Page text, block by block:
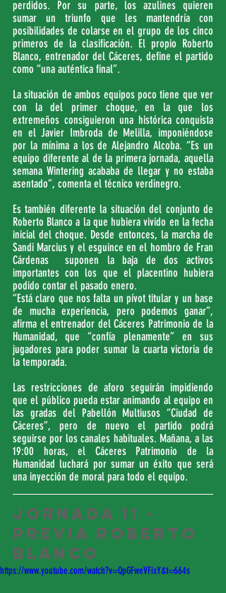
perdidos. Por su parte, los azulines quieren
sumar un triunfo que les mantendría con
posibilidades de colarse en el grupo de los cinco
primeros de la clasificación. El propio Roberto
Blanco, entrenador del Cáceres, define el partido
como “una auténtica final”.
La situación de ambos equipos poco tiene que ver
con la del primer choque, en la que los
extremeños consiguieron una histórica conquista
en el Javier Imbroda de Melilla, imponiéndose
por la mínima a los de Alejandro Alcoba. “Es un
equipo diferente al de la primera jornada, aquella
semana Wintering acababa de llegar y no estaba
asentado”, comenta el técnico verdinegro.
Es también diferente la situación del conjunto de
Roberto Blanco a la que hubiera vivido en la fecha
inicial del choque. Desde entonces, la marcha de
Sandi Marcius y el esguince en el hombro de Fran
Cárdenas  suponen la baja de dos activos
importantes con los que el placentino hubiera
podido contar el pasado enero.
“Está claro que nos falta un pívot titular y un base
de mucha experiencia, pero podemos ganar”,
afirma el entrenador del Cáceres Patrimonio de la
Humanidad, que “confía plenamente” en sus
jugadores para poder sumar la cuarta victoria de
la temporada.
Las restricciones de aforo seguirán impidiendo
que el público pueda estar animando al equipo en
las gradas del Pabellón Multiusos “Ciudad de
Cáceres”, pero de nuevo el partido podrá
seguirse por los canales habituales. Mañana, a las
19:00 horas, el Cáceres Patrimonio de la
Humanidad luchará por sumar un éxito que será
una inyección de moral para todo el equipo.
JORNADA 11 -
PREVIA ROBERTO
BLANCO
https://www.youtube.com/watch?v=QpGFweVFixY&t=664s